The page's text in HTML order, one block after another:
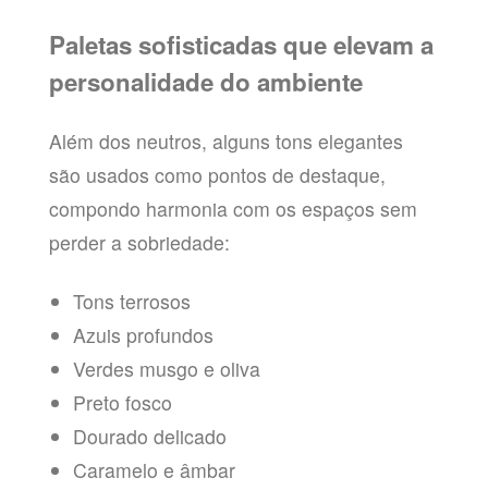
Paletas sofisticadas que elevam a
personalidade do ambiente
Além dos neutros, alguns tons elegantes
são usados como pontos de destaque,
compondo harmonia com os espaços sem
perder a sobriedade:
Tons terrosos
Azuis profundos
Verdes musgo e oliva
Preto fosco
Dourado delicado
Caramelo e âmbar